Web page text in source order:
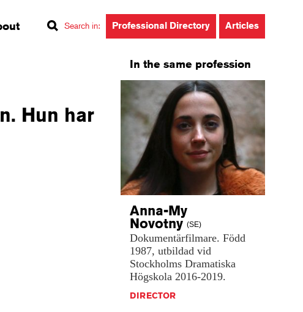
Search in: Professional Directory Articles
Hun har
In the same profession
Anna-My
Novotny (SE)
Dokumentärfilmare. Född
1987, utbildad vid
Stockholms Dramatiska
Högskola 2016-2019.
DIRECTOR